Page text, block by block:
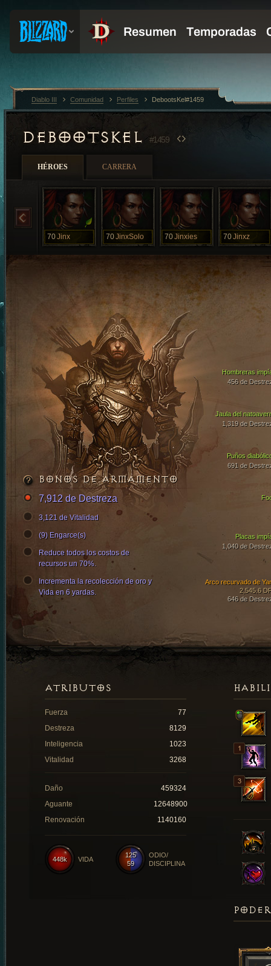
DEBOOTSKEL #1459
HÉROES CARRERA
70Jinx 70JinxSolo 70Jinxies 70Jinxz
Jaula del
1,319 de
Puños
691 de
Hombreras
456 de
Placas
1,040 de
Arco recurvado de
2,545.6
646 de
BONOS DE ARMAMENTO
7,912 de Destreza
3,121 de Vitalidad
(9) Engarce(s)
Reduce todos los costos de
recursos un 70%.
Incrementa la recolección de oro y
Vida en 6 yardas.
ATRIBUTOS
Fuerza
77
Destreza
8129
Inteligencia
1023
Vitalidad
3268
Daño
459324
Aguante
12648900
Renovación
1140160
125
59
ODIO/
DISCIPLINA
448k VIDA
Diablo III Comunidad Perfiles DebootsKel#1459